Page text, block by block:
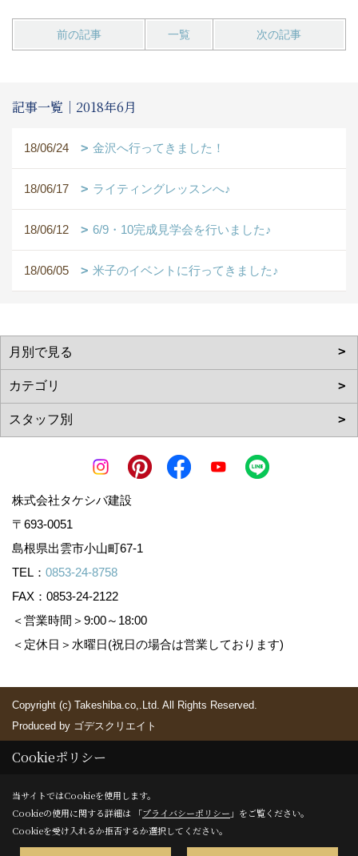
前の記事 一覧 次の記事
記事一覧｜2018年6月
18/06/24 金沢へ行ってきました！
18/06/17 ライティングレッスンへ♪
18/06/12 6/9・10完成見学会を行いました♪
18/06/05 米子のイベントに行ってきました♪
株式会社タケシバ建設
〒693-0051
島根県出雲市小山町67-1
TEL： 0853-24-8758
FAX：0853-24-2122
＜営業時間＞9:00～18:00
＜定休日＞水曜日(祝日の場合は営業しております)
Copyright (c) Takeshiba.co,.Ltd. All Rights Reserved.
Produced by ゴデスクリエイト
Cookieポリシー
当サイトではCookieを使用します。
Cookieの使用に関する詳細は 「プライバシーポリシー 」をご覧ください。
Cookieを受け入れるか拒否するか選択してください。